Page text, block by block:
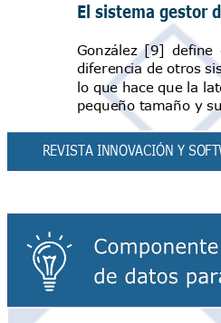
El sistema gestor
González [9] define
diferencia de otros
lo que hace que la
pequeño tamaño y
REVISTA INNOVACIÓN Y